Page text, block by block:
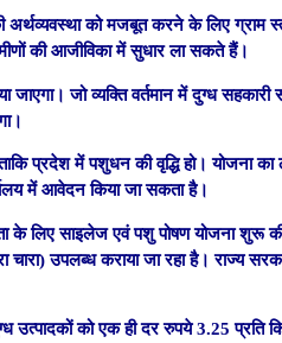
अर्थव्यवस्था को मजबूत करने के लिए
की आजीविका में सुधार ला सकते हैं।
जाएगा। जो व्यक्ति वर्तमान में दुग्ध
प्रदेश में पशुधन की वृद्धि हो। योजना
में आवेदन किया जा सकता है।
के लिए साइलेज एवं पशु पोषण योजना शुरू
उपलब्ध कराया जा रहा है। राज्य
उत्पादकों को एक ही दर रुपये 3.25 प्रति